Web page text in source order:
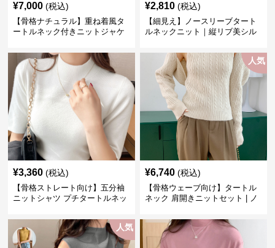
¥7,000 (税込)
【骨格ナチュラル】重ね着風タ
ートルネック付きニットジャケ
¥2,810 (税込)
【細見え】ノースリーブタート
ルネックニット｜縦リブ美シル
¥3,360 (税込)
【骨格ストレート向け】五分袖
ニットシャツ プチタートルネッ
人気
¥6,740 (税込)
【骨格ウェーブ向け】タートル
ネック 肩開きニットセット | ノ
人気